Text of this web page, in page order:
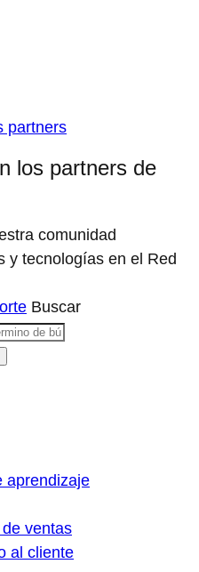
partners
los partners de
comunidad
y tecnologías en el Red
Buscar
aprendizaje
ventas
al cliente